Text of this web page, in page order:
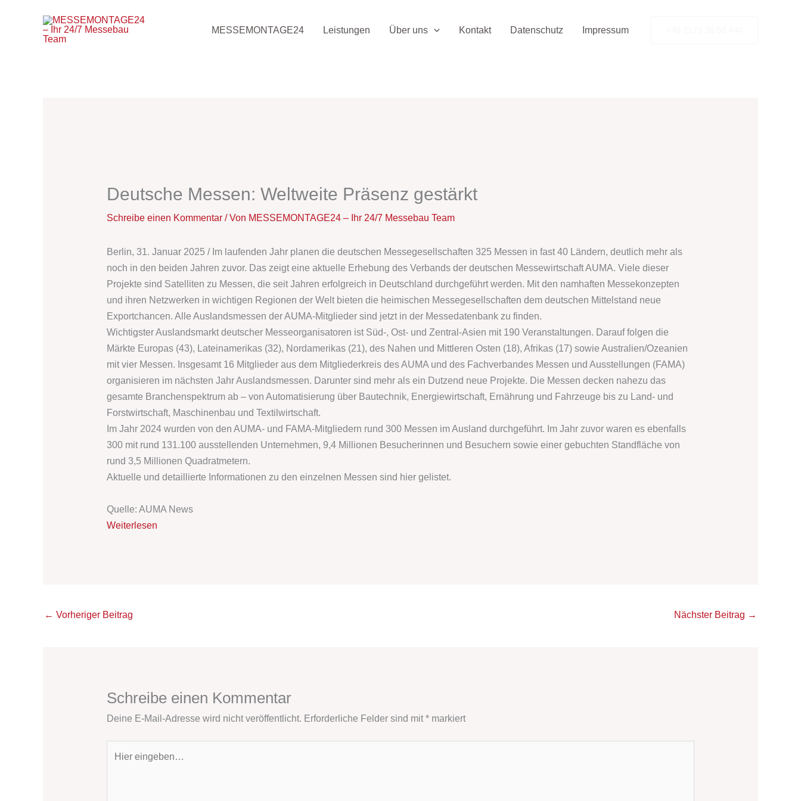
MESSEMONTAGE24 Leistungen Über uns Kontakt Datenschutz Impressum
Deutsche Messen: Weltweite Präsenz gestärkt
Schreibe einen Kommentar / Von MESSEMONTAGE24 – Ihr 24/7 Messebau Team
Berlin, 31. Januar 2025 / Im laufenden Jahr planen die deutschen Messegesellschaften 325 Messen in fast 40 Ländern, deutlich mehr als
noch in den beiden Jahren zuvor. Das zeigt eine aktuelle Erhebung des Verbands der deutschen Messewirtschaft AUMA. Viele dieser
Projekte sind Satelliten zu Messen, die seit Jahren erfolgreich in Deutschland durchgeführt werden. Mit den namhaften Messekonzepten
und ihren Netzwerken in wichtigen Regionen der Welt bieten die heimischen Messegesellschaften dem deutschen Mittelstand neue
Exportchancen. Alle Auslandsmessen der AUMA-Mitglieder sind jetzt in der Messedatenbank zu finden.
Wichtigster Auslandsmarkt deutscher Messeorganisatoren ist Süd-, Ost- und Zentral-Asien mit 190 Veranstaltungen. Darauf folgen die
Märkte Europas (43), Lateinamerikas (32), Nordamerikas (21), des Nahen und Mittleren Osten (18), Afrikas (17) sowie Australien/Ozeanien
mit vier Messen. Insgesamt 16 Mitglieder aus dem Mitgliederkreis des AUMA und des Fachverbandes Messen und Ausstellungen (FAMA)
organisieren im nächsten Jahr Auslandsmessen. Darunter sind mehr als ein Dutzend neue Projekte. Die Messen decken nahezu das
gesamte Branchenspektrum ab – von Automatisierung über Bautechnik, Energiewirtschaft, Ernährung und Fahrzeuge bis zu Land- und
Forstwirtschaft, Maschinenbau und Textilwirtschaft.
Im Jahr 2024 wurden von den AUMA- und FAMA-Mitgliedern rund 300 Messen im Ausland durchgeführt. Im Jahr zuvor waren es ebenfalls
300 mit rund 131.100 ausstellenden Unternehmen, 9,4 Millionen Besucherinnen und Besuchern sowie einer gebuchten Standfläche von
rund 3,5 Millionen Quadratmetern.
Aktuelle und detaillierte Informationen zu den einzelnen Messen sind hier gelistet.
Quelle: AUMA News
Weiterlesen
← Vorheriger Beitrag Nächster Beitrag →
Schreibe einen Kommentar
Deine E-Mail-Adresse wird nicht veröffentlicht. Erforderliche Felder sind mit *markiert
eingeben…